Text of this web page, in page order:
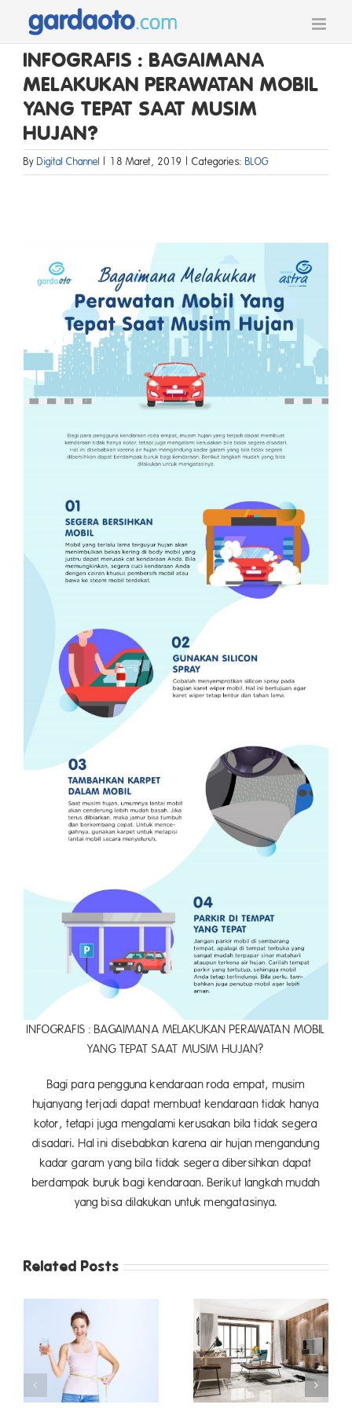
content
INFOGRAFIS : BAGAIMANA
MELAKUKAN PERAWATAN MOBIL
YANG TEPAT SAAT MUSIM
HUJAN?
By Digital Channel | 18 Maret, 2019 | Categories: BLOG
INFOGRAFIS : BAGAIMANA MELAKUKAN PERAWATAN MOBIL
YANG TEPAT SAAT MUSIM HUJAN?
Bagi para pengguna kendaraan roda empat, musim
hujanyang terjadi dapat membuat kendaraan tidak hanya
kotor, tetapi juga mengalami kerusakan bila tidak segera
disadari. Hal ini disebabkan karena air hujan mengandung
kadar garam yang bila tidak segera dibersihkan dapat
berdampak buruk bagi kendaraan. Berikut langkah mudah
yang bisa dilakukan untuk mengatasinya.
Related Posts